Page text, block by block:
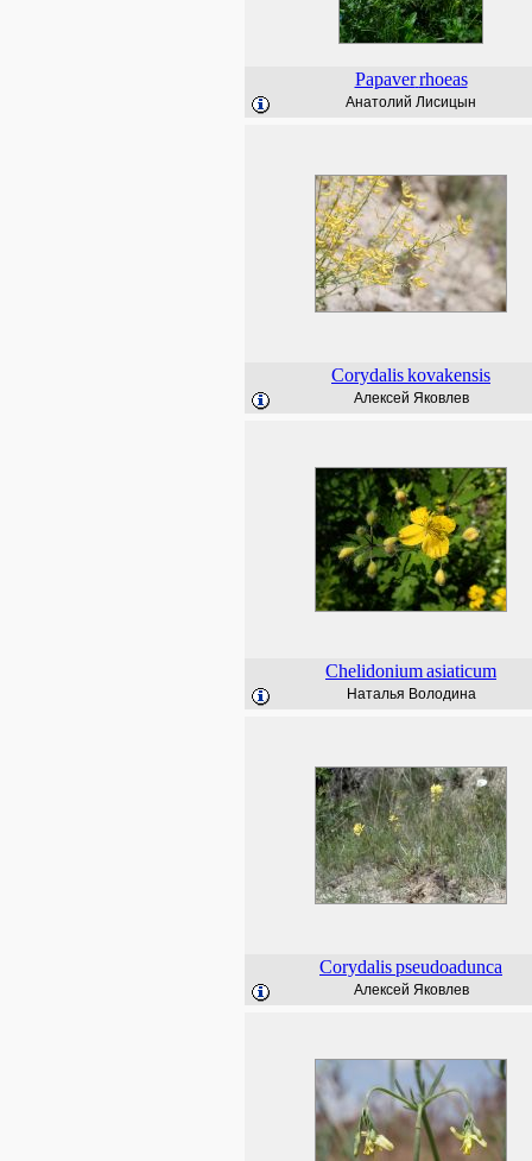
Papaver rhoeas
Анатолий Лисицын
Corydaliskovakensis
Алексей Яковлев
Chelidoniumasiaticum
Наталья Володина
Corydalispseudoadunca
Алексей Яковлев